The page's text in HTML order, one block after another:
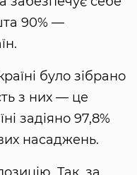
90% —
було зібрано
з них — це
задіяно 97,8%
насаджень.